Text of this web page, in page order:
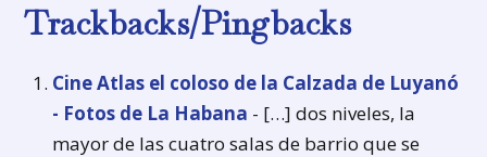
Trackbacks/Pingbacks
Cine Atlas el coloso de la Calzada de Luyanó
- Fotos de La Habana - […] dos niveles, la
mayor de las cuatro salas de barrio que se